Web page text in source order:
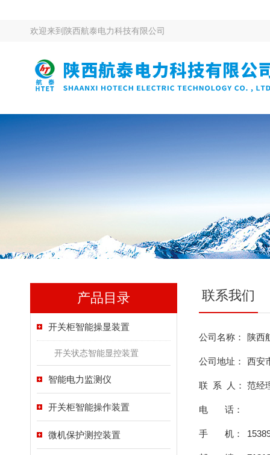
欢迎来到 陕西航泰电力科技有限公司
产品目录
开关柜智能操显装置
开关状态智能显控装置
智能电力监测仪
开关柜智能操作装置
微机保护测控装置
联系我们
公司名称： 陕西
公司地址： 西安
联 系 人： 范经
电 话：
手 机：